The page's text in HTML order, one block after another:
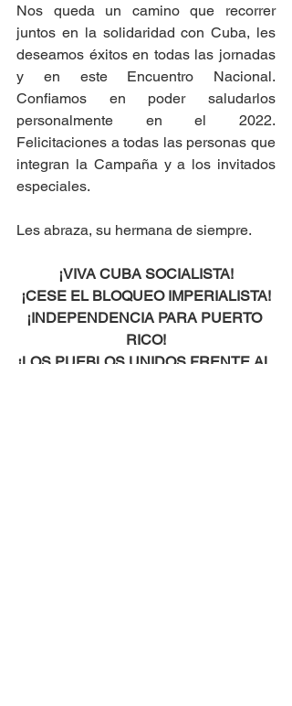
Nos queda un camino que recorrer
juntos en la solidaridad con Cuba, les
deseamos éxitos en todas las jornadas
y en este Encuentro Nacional.
Confiamos en poder saludarlos
personalmente en el 2022.
Felicitaciones a todas las personas que
integran la Campaña y a los invitados
especiales.
Les abraza, su hermana de siempre.
¡VIVA CUBA SOCIALISTA!
¡CESE EL BLOQUEO IMPERIALISTA!
¡INDEPENDENCIA PARA PUERTO
RICO!
¡LOS PUEBLOS UNIDOS FRENTE AL